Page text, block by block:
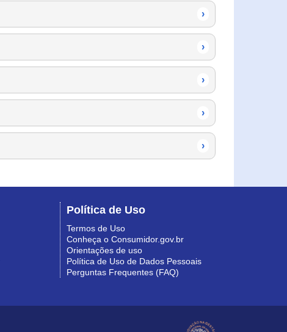
›
›
›
›
›
Política de Uso
Termos de Uso
Conheça o Consumidor.gov.br
Orientações de uso
Política de Uso de Dados Pessoais
Perguntas Frequentes (FAQ)